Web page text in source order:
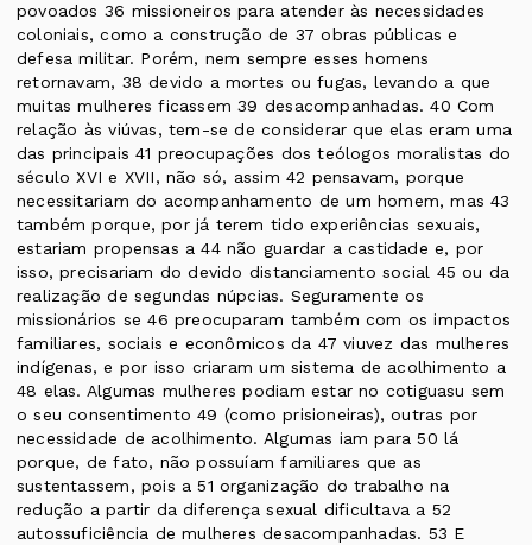
povoados 36 missioneiros para atender às necessidades
coloniais, como a construção de 37 obras públicas e
defesa militar. Porém, nem sempre esses homens
retornavam, 38 devido a mortes ou fugas, levando a que
muitas mulheres ficassem 39 desacompanhadas. 40 Com
relação às viúvas, tem-se de considerar que elas eram uma
das principais 41 preocupações dos teólogos moralistas do
século XVI e XVII, não só, assim 42 pensavam, porque
necessitariam do acompanhamento de um homem, mas 43
também porque, por já terem tido experiências sexuais,
estariam propensas a 44 não guardar a castidade e, por
isso, precisariam do devido distanciamento social 45 ou da
realização de segundas núpcias. Seguramente os
missionários se 46 preocuparam também com os impactos
familiares, sociais e econômicos da 47 viuvez das mulheres
indígenas, e por isso criaram um sistema de acolhimento a
48 elas. Algumas mulheres podiam estar no cotiguasu sem
o seu consentimento 49 (como prisioneiras), outras por
necessidade de acolhimento. Algumas iam para 50 lá
porque, de fato, não possuíam familiares que as
sustentassem, pois a 51 organização do trabalho na
redução a partir da diferença sexual dificultava a 52
autossuficiência de mulheres desacompanhadas. 53 E